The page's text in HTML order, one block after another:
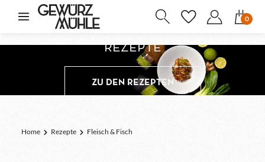
springen
0
REZEPTE
ZU DEN REZEPTEN
Home Rezepte Fleisch & Fisch